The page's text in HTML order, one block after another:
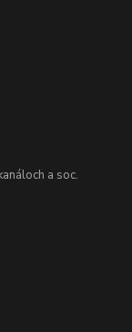
a soc.